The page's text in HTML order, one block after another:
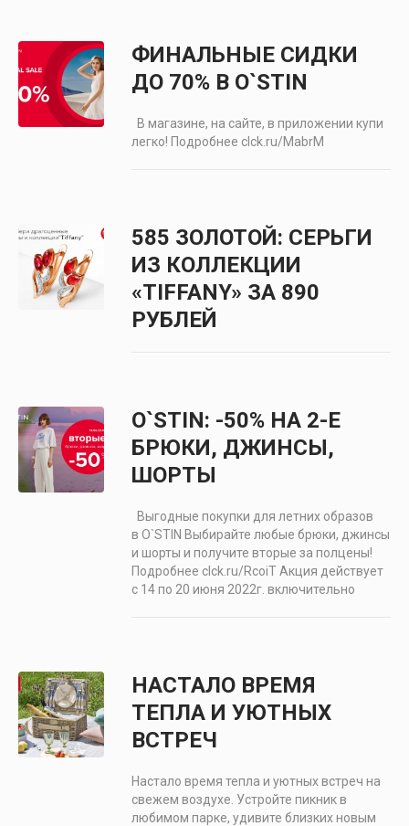
ФИНАЛЬНЫЕ СИДКИ
ДО 70% В O`STIN
В магазине, на сайте, в приложении купи
легко! Подробнее clck.ru/MabrM
585 ЗОЛОТОЙ: СЕРЬГИ
ИЗ КОЛЛЕКЦИИ
«TIFFANY» ЗА 890
РУБЛЕЙ
O`STIN: -50% НА 2-Е
БРЮКИ, ДЖИНСЫ,
ШОРТЫ
Выгодные покупки для летних образов
в O`STIN Выбирайте любые брюки, джинсы
и шорты и получите вторые за полцены!
Подробнее clck.ru/RcoiT Акция действует
с 14 по 20 июня 2022г. включительно
НАСТАЛО ВРЕМЯ
ТЕПЛА И УЮТНЫХ
ВСТРЕЧ
Настало время тепла и уютных встреч на
свежем воздухе. Устройте пикник в
любимом парке, удивите близких новым